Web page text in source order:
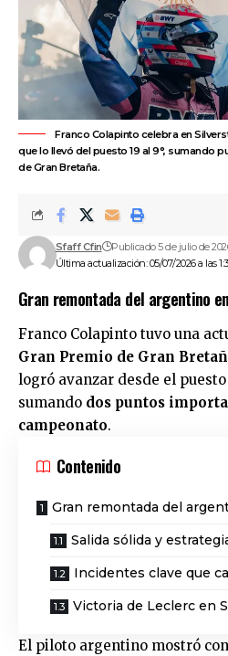
Franco Colapinto celebra en
que lo llevó del puesto 19 al 9°, sumando
de Gran Bretaña.
Última actualización: 05/07/2026 a las
Sfaff Cfin Publicado 5 de julio de
Gran remontada del argentino
Franco Colapinto tuvo una
Gran Premio de Gran
logró avanzar desde el
sumando dos puntos
campeonato.
Contenido
Gran remontada del
Salida sólida y
Incidentes clave que
Victoria de Leclerc en
El piloto argentino mostró